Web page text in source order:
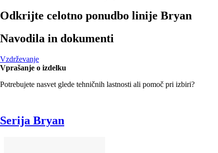
Odkrijte celotno ponudbo linije Bryan
Navodila in dokumenti
Vzdrževanje
Vprašanje o izdelku
Potrebujete nasvet glede tehničnih lastnosti ali pomoč pri izbiri?
Serija Bryan